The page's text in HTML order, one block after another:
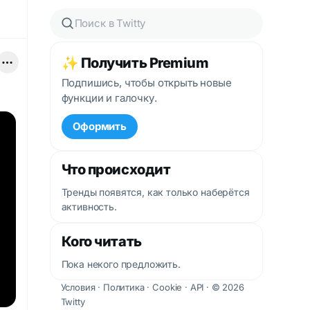
✨ Получить Premium
Подпишись, чтобы открыть новые
функции и галочку.
Оформить
Что происходит
Тренды появятся, как только наберётся
активность.
Кого читать
Пока некого предложить.
Условия· Политика·Cookie · API · © 2026
Twitty